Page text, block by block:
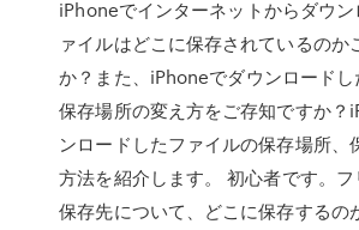
iPhoneでインターネットからダウン
ァイルはどこに保存されているのか
か？また、iPhoneでダウンロード
保存場所の変え方をご存知ですか？
ンロードしたファイルの保存場所、
方法を紹介します。 初心者です。
保存先について、どこに保存するの